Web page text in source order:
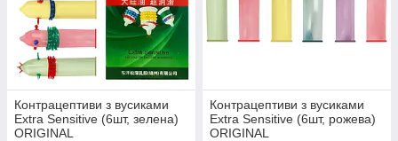
Контрацептиви з вусиками
Extra Sensitive (6шт, зелена)
ORIGINAL
Контрацептиви з вусиками
Extra Sensitive (6шт, рожева)
ORIGINAL